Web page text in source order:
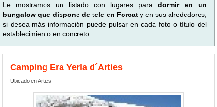
Le mostramos un listado con lugares para dormir en un
bungalow que dispone de tele en Forcaty en sus alrededores,
si desea más información puede pulsar en cada foto o título del
establecimiento en concreto.
Camping Era Yerla d´Arties
Ubicado en Arties